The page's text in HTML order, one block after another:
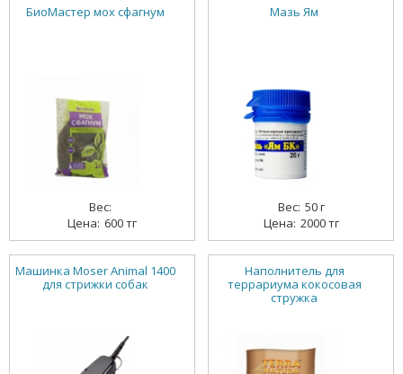
БиоМастер мох сфагнум
600 тг
Мазь Ям
50 г
2000 тг
Машинка Moser Animal 1400
для стрижки собак
Наполнитель для
террариума кокосовая
стружка